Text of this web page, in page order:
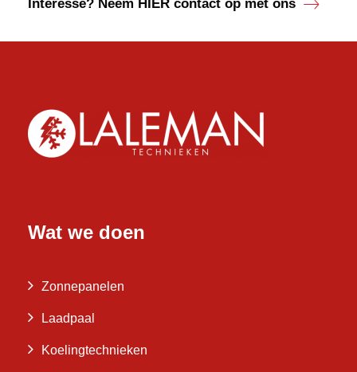
Interesse? Neem HIER contact op met ons
Wat we doen
Zonnepanelen
Laadpaal
Koelingtechnieken